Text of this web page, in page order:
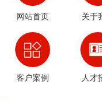
网站首页 关于
客户案例 人才